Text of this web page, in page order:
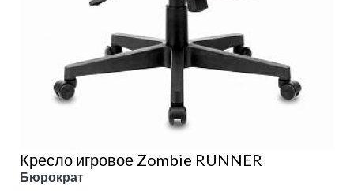
Кресло игровое Zombie RUNNER
Бюрократ